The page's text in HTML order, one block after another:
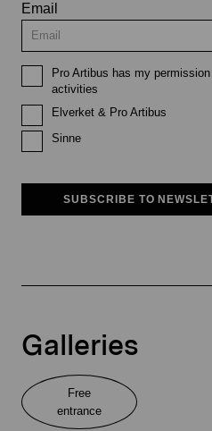
Email
Pro Artibus has my
activities
Elverket & Pro Artibus
Sinne
SUBSCRIBE TO
Galleries
Free
entrance